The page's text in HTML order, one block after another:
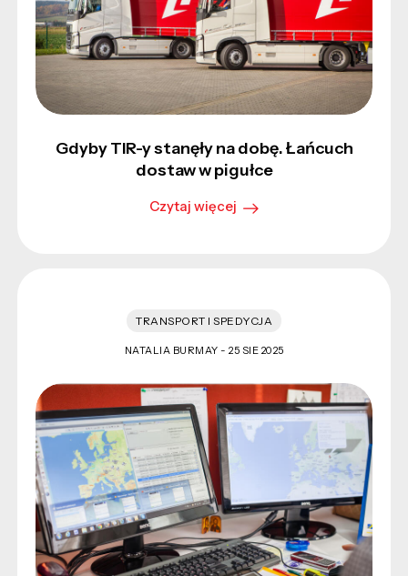
Gdyby TIR-y stanęły na dobę. Łańcuch
dostaw w pigułce
Czytaj więcej
TRANSPORT I SPEDYCJA
NATALIA BURMAY - 25 SIE 2025